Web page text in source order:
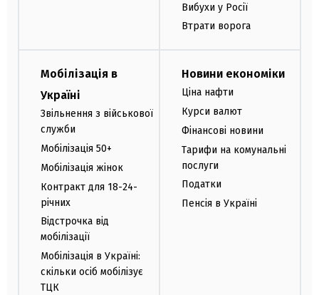
Вибухи у Росії
Втрати ворога
Мобілізація в
Україні
Звільнення з військової
служби
Мобілізація 50+
Мобілізація жінок
Контракт для 18-24-
річних
Відстрочка від
мобілізації
Мобілізація в Україні:
скільки осіб мобілізує
ТЦК
Новини економіки
Ціна нафти
Курси валют
Фінансові новини
Тарифи на комунальні
послуги
Податки
Пенсія в Україні